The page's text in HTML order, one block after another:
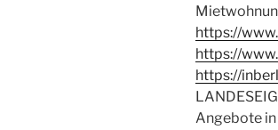
https://
https://
https://
Angebote